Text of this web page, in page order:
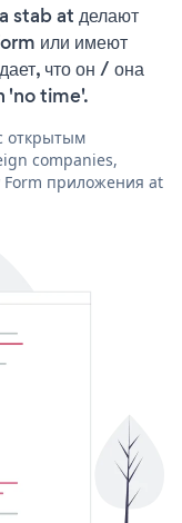
stab at делают
или имеют
что он / она
'no time'.
открытым
companies,
Form приложения at